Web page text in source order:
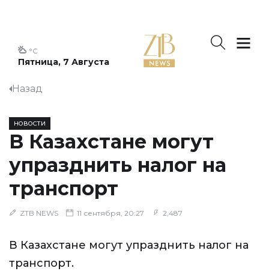
Пятница, 7 Августа
°C
Назад
НОВОСТИ
В Казахстане могут
упразднить налог на
транспорт
ZTB NEWS 11 сентября, 20:27 2,487
В Казахстане могут упразднить налог на
транспорт.